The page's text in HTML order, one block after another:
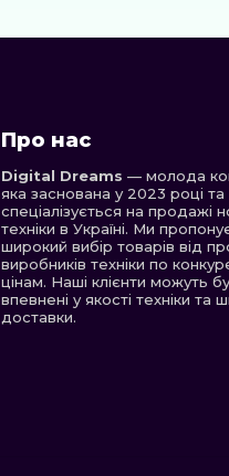
Про нас
Digital Dreams — молода
яка заснована у 2023 році та
спеціалізується на продажі
техніки в Україні. Ми
широкий вибір товарів від
виробників техніки по
цінам. Наші клієнти можуть
впевнені у якості техніки та
доставки.